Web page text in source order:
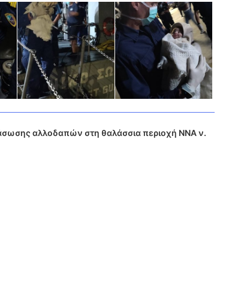
αλλοδαπών στη θαλάσσια περιοχή ΝΝΑ ν.